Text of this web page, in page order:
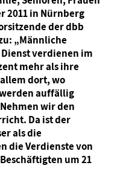
2011 in Nürnberg
der dbb
„Männliche
verdienen im
mehr als ihre
dort, wo
auffällig
wir den
Da ist der
als die
die Verdienste von
um 21